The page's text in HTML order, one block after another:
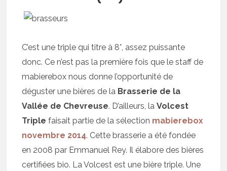
C’est une triple qui titre à 8°, assez puissante
donc. Ce n’est pas la première fois que le staff de
mabierebox nous donne l’opportunité de
déguster une bières de la Brasserie de la
Vallée de Chevreuse. D’ailleurs, laVolcest
Triple faisait partie de la sélection mabierebox
novembre 2014. Cette brasserie a été fondée
en 2008 par Emmanuel Rey. Il élabore des bières
certifiées bio. La Volcest est une bière triple. Une